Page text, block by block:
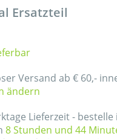
Ersatzteil
Versand ab € 60,-
ändern
Lieferzeit -
8 Stunden und 44